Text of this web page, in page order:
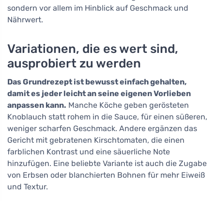
sondern vor allem im Hinblick auf Geschmack und
Nährwert.
Variationen, die es wert sind,
ausprobiert zu werden
Das Grundrezept ist bewusst einfach gehalten,
damit es jeder leicht an seine eigenen Vorlieben
anpassen kann. Manche Köche geben gerösteten
Knoblauch statt rohem in die Sauce, für einen süßeren,
weniger scharfen Geschmack. Andere ergänzen das
Gericht mit gebratenen Kirschtomaten, die einen
farblichen Kontrast und eine säuerliche Note
hinzufügen. Eine beliebte Variante ist auch die Zugabe
von Erbsen oder blanchierten Bohnen für mehr Eiweiß
und Textur.